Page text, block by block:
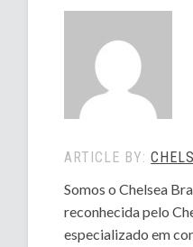
ARTICLE BY:
Somos o Chelsea
reconhecida pelo
especializado em